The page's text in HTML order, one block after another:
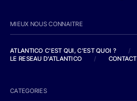
MIEUX NOUS CONNAITRE
ATLANTICO C'EST QUI, C'EST QUOI ?
/
LE RESEAU D'ATLANTICO
/ CONTACT
CATEGORIES